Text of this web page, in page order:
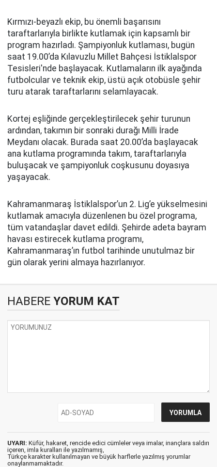
Kırmızı-beyazlı ekip, bu önemli başarısını
taraftarlarıyla birlikte kutlamak için kapsamlı bir
program hazırladı. Şampiyonluk kutlaması, bugün
saat 19.00’da Kılavuzlu Millet Bahçesi İstiklalspor
Tesisleri'nde başlayacak. Kutlamaların ilk ayağında
futbolcular ve teknik ekip, üstü açık otobüsle şehir
turu atarak taraftarlarını selamlayacak.
Kortej eşliğinde gerçekleştirilecek şehir turunun
ardından, takımın bir sonraki durağı Milli İrade
Meydanı olacak. Burada saat 20.00’da başlayacak
ana kutlama programında takım, taraftarlarıyla
buluşacak ve şampiyonluk coşkusunu doyasıya
yaşayacak.
Kahramanmaraş İstiklalspor’un 2. Lig’e yükselmesini
kutlamak amacıyla düzenlenen bu özel programa,
tüm vatandaşlar davet edildi. Şehirde adeta bayram
havası estirecek kutlama programı,
Kahramanmaraş’ın futbol tarihinde unutulmaz bir
gün olarak yerini almaya hazırlanıyor.
HABERE YORUM KAT
UYARI: Küfür, hakaret, rencide edici cümleler veya imalar, inançlara saldırı
içeren, imla kuralları ile yazılmamış,
Türkçe karakter kullanılmayan ve büyük harflerle yazılmış yorumlar
onaylanmamaktadır.